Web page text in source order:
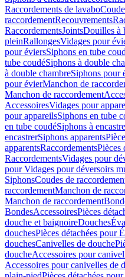
Raccordements de lavabo
raccordementRecouvrements
RaccordementsJointsDouilles à
pleinRallongesVidages pour
pour éviersSiphons en tube
tube coudéSiphons à double
à double chambreSiphons pour
pour évierManchon de
Manchon de raccordement
AccessoiresVidages pour
pour appareilsSiphons en tube
en tube coudéSiphons à
encastrerSiphons apparents
apparentsRaccordementsPièces
RaccordementsVidages pour
pour Vidages pour déversoirs
SiphonsCoudes de
raccordementManchon de
Manchon de raccordement
BondesAccessoiresPièces
douche et baignoireDouches
douchesPièces détachées pour
douchesCanivelles de douche
doucheAccessoires pour
Accessoires pour canivelles de